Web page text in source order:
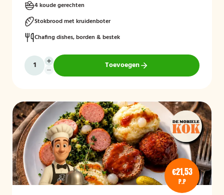
4 koude gerechten
Stokbrood met kruidenboter
Chafing dishes, borden & bestek
Toevoegen
€21,53
P.P